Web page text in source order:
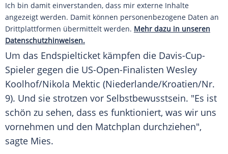
Ich bin damit einverstanden, dass mir externe Inhalte
angezeigt werden. Damit können personenbezogene Daten an
Drittplattformen übermittelt werden. Mehr dazu in unseren
Datenschutzhinweisen.
Um das Endspielticket kämpfen die Davis-Cup-
Spieler gegen die US-Open-Finalisten Wesley
Koolhof/Nikola Mektic (Niederlande/Kroatien/Nr.
9). Und sie strotzen vor Selbstbewusstsein. "Es ist
schön zu sehen, dass es funktioniert, was wir uns
vornehmen und den Matchplan durchziehen",
sagte Mies.